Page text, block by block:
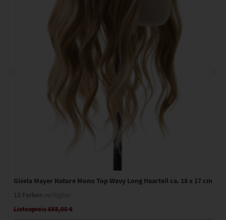
Gisela Mayer Nature Mono Top Wavy Long Haarteil ca. 18 x 17 cm
Listenpreis 655,00 €